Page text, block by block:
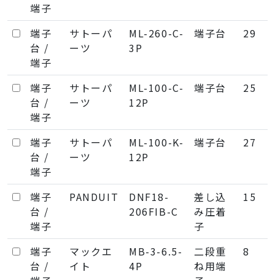
端子
端子
台 /
端子
サトーパ
ーツ
ML-260-C-
3P
端子台 29
端子
台 /
端子
サトーパ
ーツ
ML-100-C-
12P
端子台 25
端子
台 /
端子
サトーパ
ーツ
ML-100-K-
12P
端子台 27
端子
台 /
端子
PANDUIT
DNF18-
206FIB-C
差し込
み圧着
子
15
端子
台 /
マックエ
イト
MB-3-6.5-
4P
二段重
ね用端
8